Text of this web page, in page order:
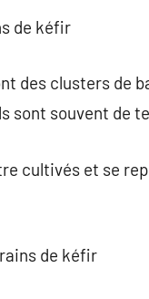
de kéfir
des clusters de
sont souvent de
cultivés et se
de kéfir